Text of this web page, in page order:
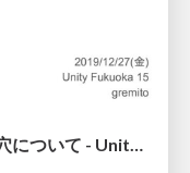
できることが多いUnityの落とし穴について - Unity Fukuoka 15